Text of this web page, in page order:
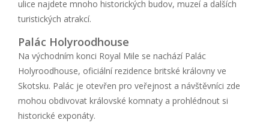
ulice najdete mnoho historických budov, muzeí a dalších
turistických atrakcí.
Palác Holyroodhouse
Na východním konci Royal Mile se nachází Palác
Holyroodhouse, oficiální rezidence britské královny ve
Skotsku. Palác je otevřen pro veřejnost a návštěvníci zde
mohou obdivovat královské komnaty a prohlédnout si
historické exponáty.